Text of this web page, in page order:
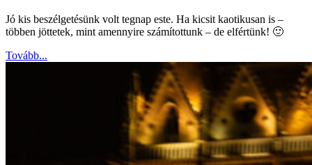
Jó kis beszélgetésünk volt tegnap este. Ha kicsit kaotikusan is –
többen jöttetek, mint amennyire számítottunk – de elfértünk! 🙂
Tovább...